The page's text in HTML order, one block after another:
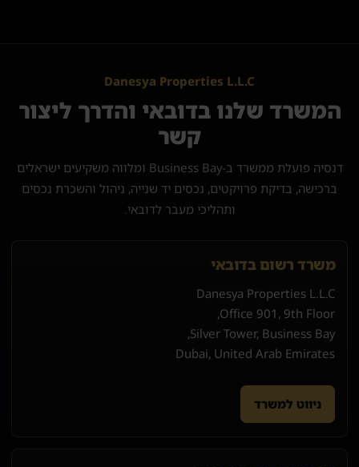
Danesya Properties L.L.C
המשרד שלנו בדובאי והדרך ליצור
קשר
דנסיה פועלת ממשרד ב-Business Bay ומלווה משקיעים ישראלים
ברכישה, בדיקת פרויקטים, נכסים יד שנייה, ניהול והשכרת נכסים
ותהליכי מעבר לדובאי.
משרד רשום בדובאי
Danesya Properties L.L.C
Office 901, 9th Floor,
Silver Tower, Business Bay,
Dubai, United Arab Emirates
ניווט למשרד